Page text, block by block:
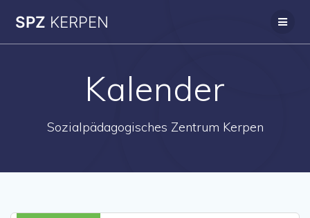
SPZ KERPEN
Kalender
Sozialpädagogisches Zentrum Kerpen